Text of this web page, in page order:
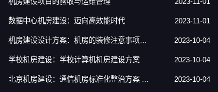
2023-11-01
数据中心机房建设：迈向高效能时代
2023-10-04
机房建设设计方案：机房的装修注意事项有哪些？
2023-10-04
学校机房建设：学校计算机机房建设方案
2023-10-04
北京机房建设：通信机房标准化整治方案 通信机房建设标准规范